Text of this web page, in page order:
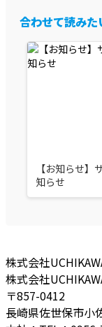
合わせて読み
【お知らせ
知らせ
株式会社
株式会社
〒857-0412
長崎県佐世保市小